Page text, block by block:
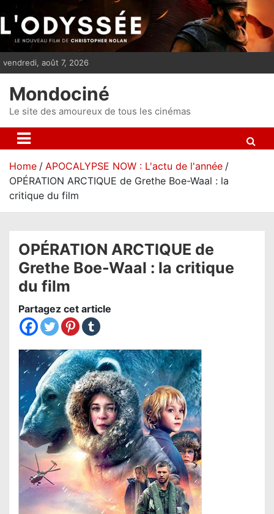
i
p
n
vendredi, août 7, 2026
Mondociné
Le site des amoureux de tous les cinémas
Home
APOCALYPSE NOW : L'actu de l'année
OPÉRATION ARCTIQUE de Grethe Boe-Waal : la
critique du film
OPÉRATION ARCTIQUE de
Grethe Boe-Waal : la critique
du film
Partagez cet article